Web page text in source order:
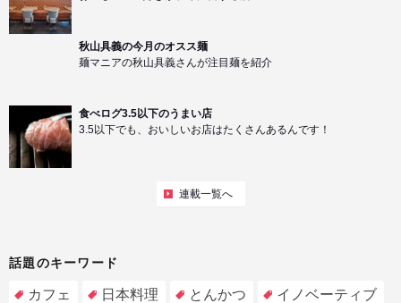
秋山具義の今月のオスス麺
麺マニアの秋山具義さんが注目麺を紹介
食べログ3.5以下のうまい店
3.5以下でも、おいしいお店はたくさんあるんです！
連載一覧へ
話題のキーワード
カフェ 日本料理 とんかつ イノベーティブ